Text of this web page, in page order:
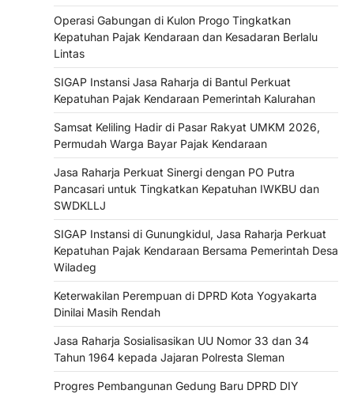
Operasi Gabungan di Kulon Progo Tingkatkan
Kepatuhan Pajak Kendaraan dan Kesadaran Berlalu
Lintas
SIGAP Instansi Jasa Raharja di Bantul Perkuat
Kepatuhan Pajak Kendaraan Pemerintah Kalurahan
Samsat Keliling Hadir di Pasar Rakyat UMKM 2026,
Permudah Warga Bayar Pajak Kendaraan
Jasa Raharja Perkuat Sinergi dengan PO Putra
Pancasari untuk Tingkatkan Kepatuhan IWKBU dan
SWDKLLJ
SIGAP Instansi di Gunungkidul, Jasa Raharja Perkuat
Kepatuhan Pajak Kendaraan Bersama Pemerintah Desa
Wiladeg
Keterwakilan Perempuan di DPRD Kota Yogyakarta
Dinilai Masih Rendah
Jasa Raharja Sosialisasikan UU Nomor 33 dan 34
Tahun 1964 kepada Jajaran Polresta Sleman
Progres Pembangunan Gedung Baru DPRD DIY